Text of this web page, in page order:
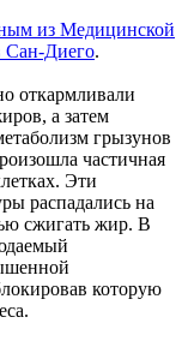
из Медицинской
Сан-Диего.
откармливали
а затем
грызунов
частичная
Эти
распадались на
сжигать жир. В
которую